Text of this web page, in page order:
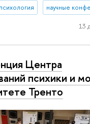
научные
13
Центра
психики и
Тренто